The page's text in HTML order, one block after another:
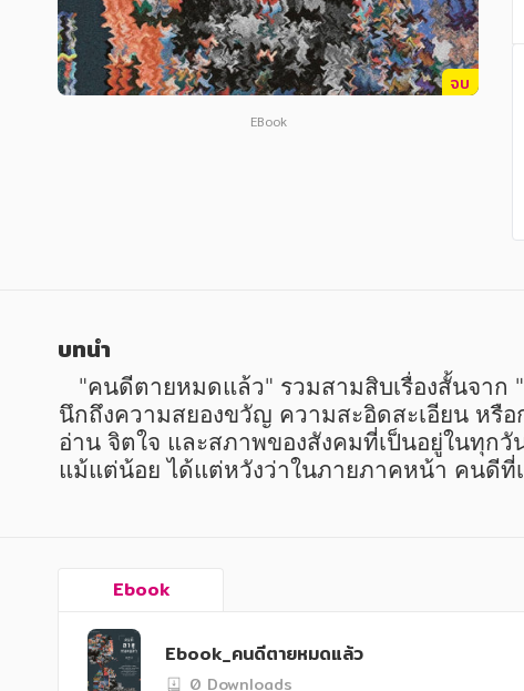
การเกษตร ชีววิทยา
การเรียน การศึกษา
เทคโนโลยี การสื่อสาร วิทยาศาสตร์
การ์ตูนความรู้ การ์ตูน
การ์ตูนมังงะ (Manga)
การเกษตร ชีววิทยา
การเรียน การศึกษา
เทคโนโลยี การสื่อสาร วิทยาศาสตร์
การ์ตูนความรู้ การ์ตูน
การ์ตูนมังงะ (Manga)
จบ
EBook
บทนำ
นึกถึงความสยองขวัญ ความสะอิดสะเอียน หรื
อ่าน จิตใจ และสภาพของสังคมที่เป็นอยู่ในทุก
แม้แต่น้อย ได้แต่หวังว่าในภายภาคหน้า คนดีที่
Ebook
Ebook_คนดีตายหมดแล้ว
0 Downloads